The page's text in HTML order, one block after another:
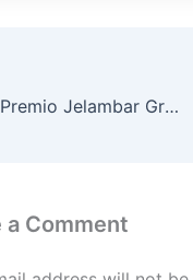
Sewa Hiace Premio Jelambar Grogol Petamburan Jakarta Barat
a Comment